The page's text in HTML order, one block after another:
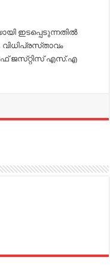
ഇട​പ്പെടുന്നതില്‍
ജസ്​റ്റിസ്​ എസ്​.എ